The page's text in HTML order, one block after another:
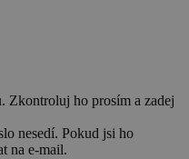
Zkontroluj ho prosím a zadej
nesedí. Pokud jsi ho
na e-mail.